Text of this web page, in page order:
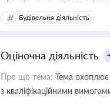
Будівельна діяльність
Оціночна діяльність
Про що тема: Тема охоплює
з кваліфікаційними